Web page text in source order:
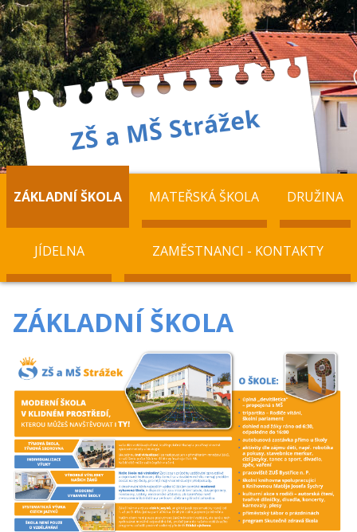
ZÁKLADNÍ ŠKOLA MATEŘSKÁ ŠKOLA DRUŽINA
JÍDELNA ZAMĚSTNANCI - KONTAKTY
ZÁKLADNÍ ŠKOLA